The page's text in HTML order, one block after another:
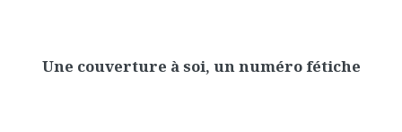
Une couverture à soi, un numéro fétiche